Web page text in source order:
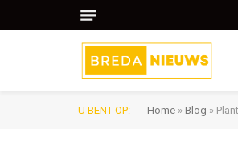
U BENT OP: Home » Blog »